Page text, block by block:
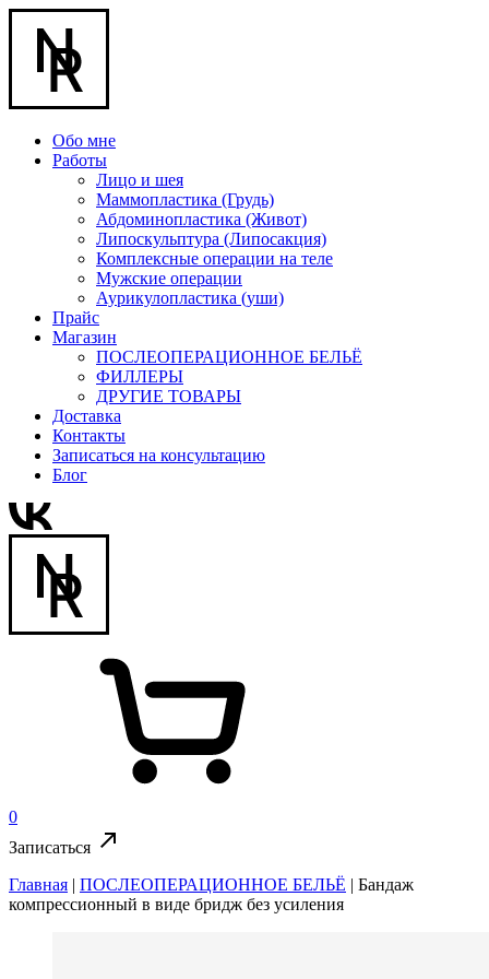
Обо мне
Работы
Лицо и шея
Маммопластика (Грудь)
Абдоминопластика (Живот)
Липоскульптура (Липосакция)
Комплексные операции на теле
Мужские операции
Аурикулопластика (уши)
Прайс
Магазин
ПОСЛЕОПЕРАЦИОННОЕ БЕЛЬЁ
ФИЛЛЕРЫ
ДРУГИЕ ТОВАРЫ
Доставка
Контакты
Записаться на консультацию
Блог
0
Записаться
Главная | ПОСЛЕОПЕРАЦИОННОЕ БЕЛЬЁ | Бандаж
компрессионный в виде бридж без усиления